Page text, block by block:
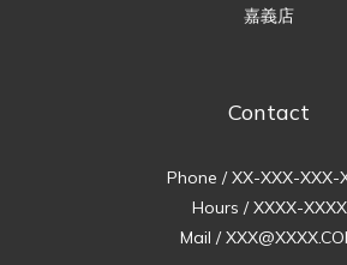
嘉義店
Contact
Phone / XX-XXX-XXX-
Hours / XXXX-XXXX
Mail /